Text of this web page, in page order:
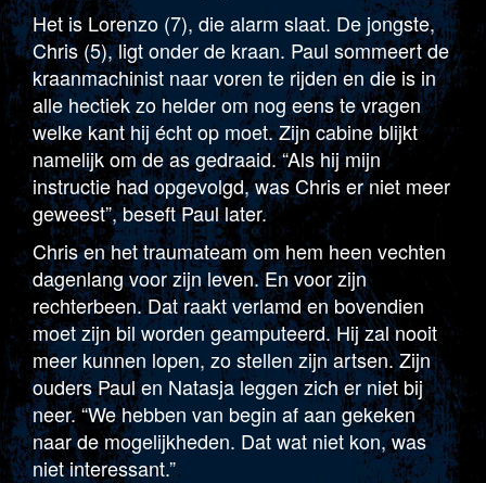
Het is Lorenzo (7), die alarm slaat. De jongste,
Chris (5), ligt onder de kraan. Paul sommeert de
kraanmachinist naar voren te rijden en die is in
alle hectiek zo helder om nog eens te vragen
welke kant hij écht op moet. Zijn cabine blijkt
namelijk om de as gedraaid. “Als hij mijn
instructie had opgevolgd, was Chris er niet meer
geweest”, beseft Paul later.
Chris en het traumateam om hem heen vechten
dagenlang voor zijn leven. En voor zijn
rechterbeen. Dat raakt verlamd en bovendien
moet zijn bil worden geamputeerd. Hij zal nooit
meer kunnen lopen, zo stellen zijn artsen. Zijn
ouders Paul en Natasja leggen zich er niet bij
neer. “We hebben van begin af aan gekeken
naar de mogelijkheden. Dat wat niet kon, was
niet interessant.”